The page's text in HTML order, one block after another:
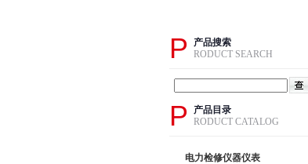
P
产品搜索
RODUCT SEARCH
P
产品目录
RODUCT CATALOG
电力检修仪器仪表